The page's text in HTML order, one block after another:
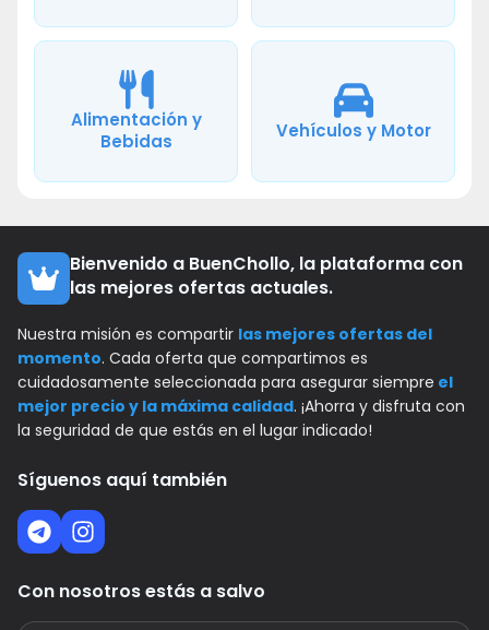
Alimentación y
Bebidas
Vehículos y Motor
Bienvenido a BuenChollo, la plataforma con
las mejores ofertas actuales.
Nuestra misión es compartir las mejores ofertas del
momento. Cada oferta que compartimos es
cuidadosamente seleccionada para asegurar siempre el
mejor precio y la máxima calidad. ¡Ahorra y disfruta con
la seguridad de que estás en el lugar indicado!
Síguenos aquí también
Con nosotros estás a salvo